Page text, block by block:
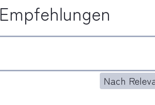
Empfehlungen
Nach